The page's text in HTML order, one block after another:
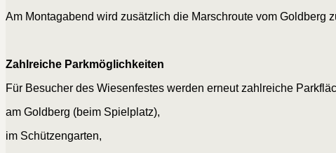
Am Montagabend wird zusätzlich die Marschroute vom Goldberg
Zahlreiche Parkmöglichkeiten
Für Besucher des Wiesenfestes werden erneut zahlreiche
am Goldberg (beim Spielplatz),
im Schützengarten,